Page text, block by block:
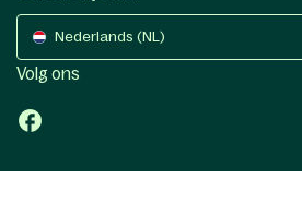
Nederlands (NL)
Volg ons